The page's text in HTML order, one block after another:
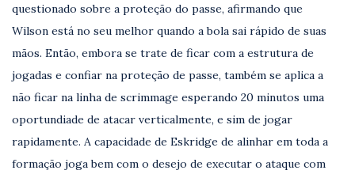
questionado sobre a proteção do passe, afirmando que
Wilson está no seu melhor quando a bola sai rápido de suas
mãos. Então, embora se trate de ficar com a estrutura de
jogadas e confiar na proteção de passe, também se aplica a
não ficar na linha de scrimmage esperando 20 minutos uma
oportundiade de atacar verticalmente, e sim de jogar
rapidamente. A capacidade de Eskridge de alinhar em toda a
formação joga bem com o desejo de executar o ataque com